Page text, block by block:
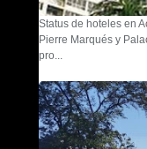
Status de hoteles en
Pierre Marqués y
pro...